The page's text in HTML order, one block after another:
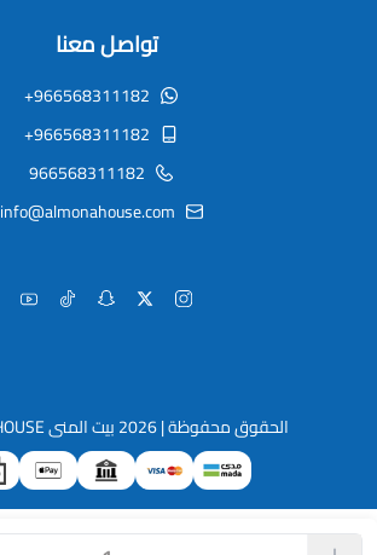
تواصل معنا
+966568311182
+966568311182
966568311182
info@almonahouse.com
الحقوق محفوظة | 2026 بيت المنى ALMONA HOUSE